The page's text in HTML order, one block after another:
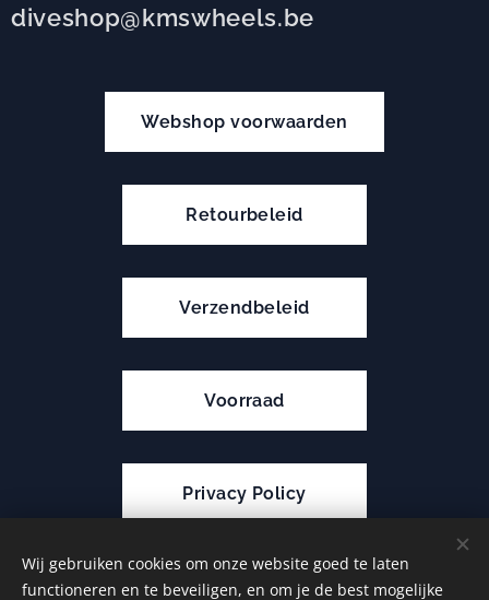
diveshop@kmswheels.be
Webshop voorwaarden
Retourbeleid
Verzendbeleid
Voorraad
Privacy Policy
Cookies
Wij gebruiken cookies om onze website goed te laten
functioneren en te beveiligen, en om je de best mogelijke